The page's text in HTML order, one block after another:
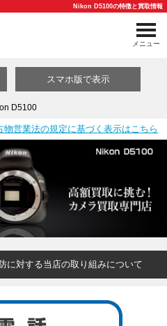
Nikon D5100の特徴と買取情報
メニュー
スマホ版で表示
D5100
物営業法の規定に基づく表示はこちら
に対する当店の取り組みについて